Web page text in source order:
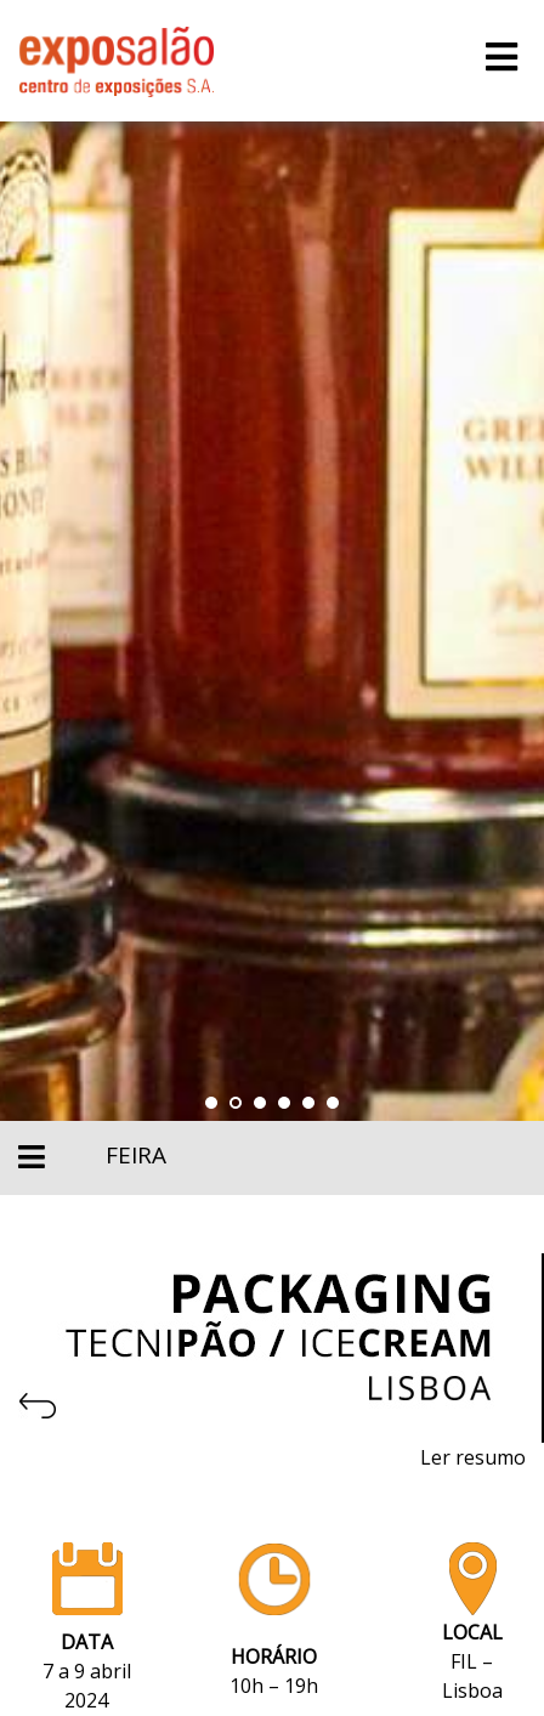
FEIRA
Ler resumo
10h / 19h
DATA
7 a 9 abril
2024
HORÁRIO
10h – 19h
LOCAL
FIL –
Lisboa